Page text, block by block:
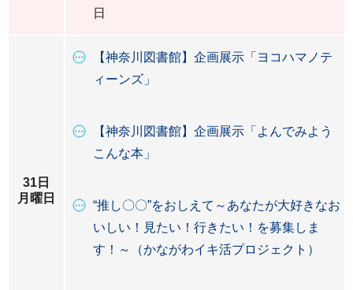
日
31日
月曜日
【神奈川図書館】企画展示「ヨコハマノテ
ィーンズ」
【神奈川図書館】企画展示「よんでみよう
こんな本」
“推し〇〇”をおしえて～あなたが大好きなお
いしい！見たい！行きたい！を募集しま
す！～（かながわイキ活プロジェクト）